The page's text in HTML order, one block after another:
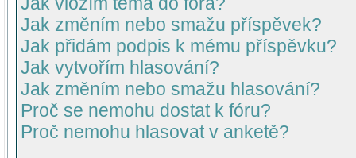
Jak změním nebo smažu příspěvek?
Jak přidám podpis k mému příspěvku?
Jak vytvořím hlasování?
Jak změním nebo smažu hlasování?
Proč se nemohu dostat k fóru?
Proč nemohu hlasovat v anketě?